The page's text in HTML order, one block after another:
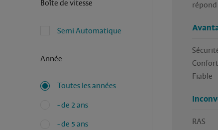
Boîte de vitesse
Semi Automatique
Année
Toutes les années
- de 2 ans
- de 5 ans
Confort
Fiable
RAS